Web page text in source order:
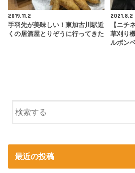
2019.11.2
手羽先が美味しい！東加古川駅近
くの居酒屋とりぞうに行ってきた
2021.8.2
【ニチ
草刈り
ルボン
最近の投稿